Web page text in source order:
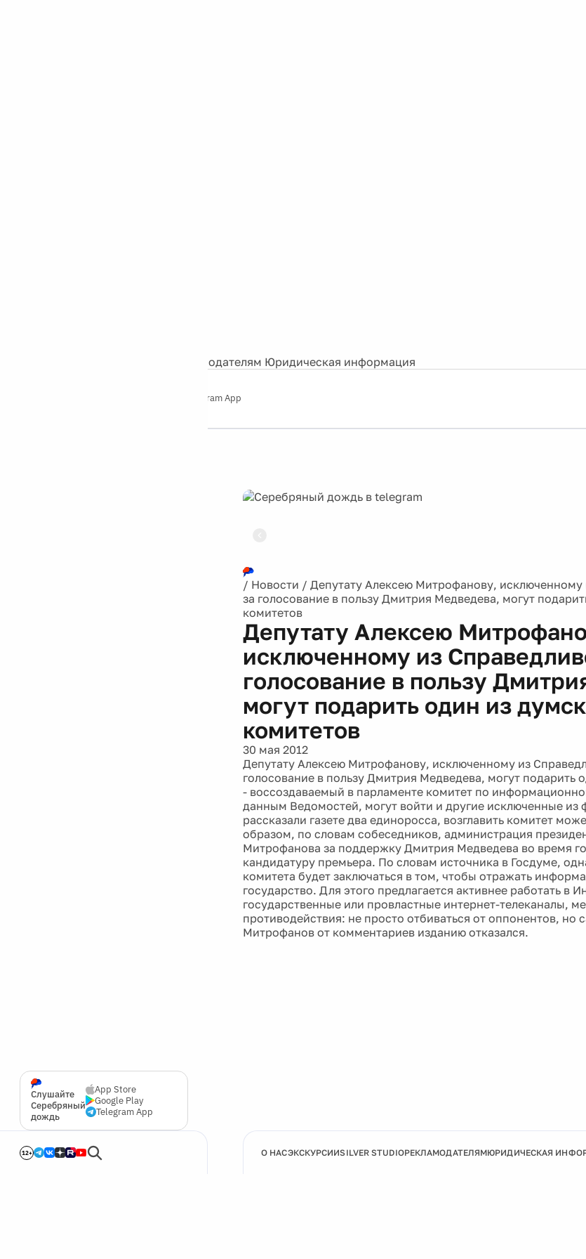
Рекламодателям Юридическая информация
Telegram App
Слушайте
Серебряный
дождь
App Store
Google Play
Telegram App
12+
/ Новости / Депутату Алексею Митрофанову, исключенному
за голосование в пользу Дмитрия Медведева, могут
комитетов
Депутату Алексею
исключенному из
голосование в пользу
могут подарить один из
комитетов
30 мая 2012
Депутату Алексею Митрофанову, исключенному из
голосование в пользу Дмитрия Медведева, могут подарить
- воссоздаваемый в парламенте комитет по
данным Ведомостей, могут войти и другие исключенные из
рассказали газете два единоросса, возглавить комитет
образом, по словам собеседников, администрация
Митрофанова за поддержку Дмитрия Медведева во время
кандидатуру премьера. По словам источника в Госдуме,
комитета будет заключаться в том, чтобы отражать
государство. Для этого предлагается активнее работать в
государственные или провластные интернет-телеканалы,
противодействия: не просто отбиваться от оппонентов, но
Митрофанов от комментариев изданию отказался.
О НАСЭКСКУРСИИSILVER STUDIOРЕКЛАМОДАТЕЛЯМЮРИДИЧЕСКАЯ